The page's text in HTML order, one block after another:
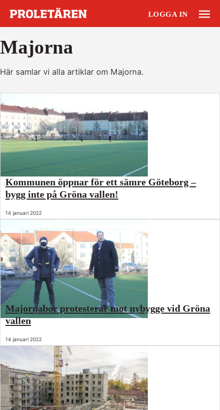
LOGGA IN
Majorna
Här samlar vi alla artiklar om Majorna.
Kommunen öppnar för ett sämre Göteborg –
bygg inte på Gröna vallen!
14 januari 2022
Majornabor protesterar mot nybygge vid Gröna
vallen
14 januari 2022